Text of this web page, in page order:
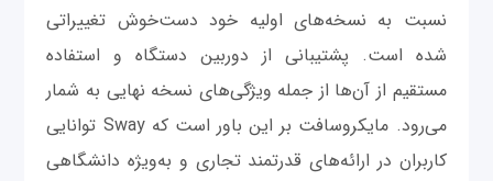
نسبت به نسخه‌های اولیه خود دست‌خوش تغییراتی
شده است. پشتیبانی از دوربین دستگاه و استفاده
مستقیم از آن‌ها از جمله ویژگی‌های نسخه نهایی به شمار
می‌رود. مایکروسافت بر این باور است که Sway توانایی
کاربران در ارائه‌های قدرتمند تجاری و به‌ویژه دانشگاهی